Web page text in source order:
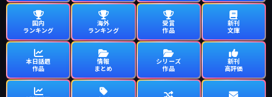
国内
ランキング
海外
ランキング
受賞
作品
新刊
文庫
本日話題
作品
情報
まとめ
シリーズ
作品
新刊
高評価